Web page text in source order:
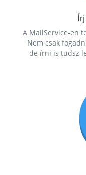
A MailService-en
Nem csak
de írni is tudsz